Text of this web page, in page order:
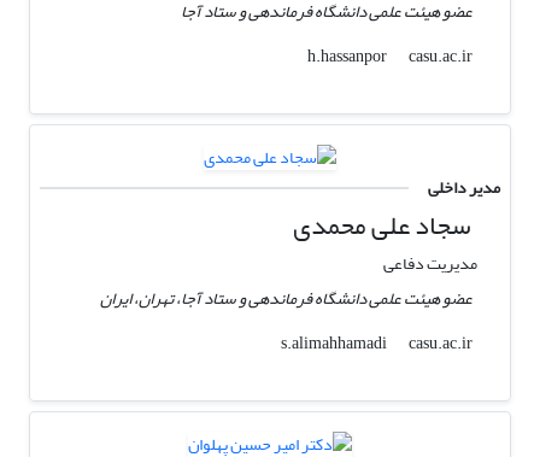
عضو هیئت علمی دانشگاه فرماندهی و ستاد آجا
h.hassanpor
casu.ac.ir
مدیر داخلی
سجاد علی محمدی
مدیریت دفاعی
عضو هیئت علمی دانشگاه فرماندهی و ستاد آجا، تهران، ایران
s.alimahhamadi
casu.ac.ir